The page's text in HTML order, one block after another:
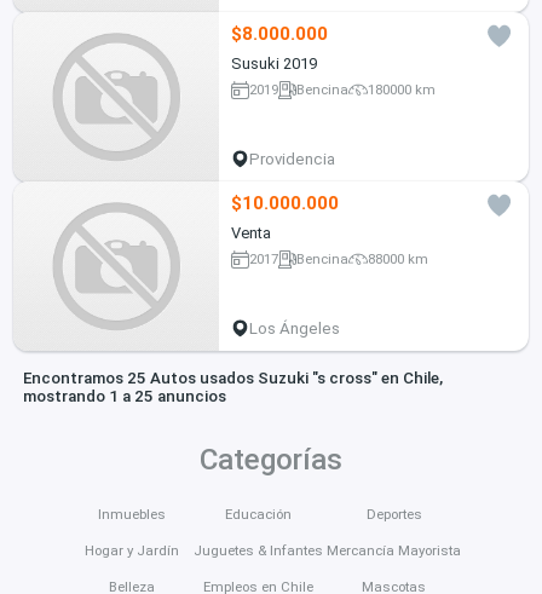
$8.000.000
Susuki 2019
2019 Bencina 180000 km
Providencia
$10.000.000
Venta
2017 Bencina 88000 km
Los Ángeles
Encontramos 25 Autos usados Suzuki "s cross" en Chile,
mostrando 1 a 25 anuncios
Categorías
Inmuebles
Hogar y Jardín
Belleza
Educación
Juguetes & Infantes
Empleos en Chile
Deportes
Mercancía Mayorista
Mascotas